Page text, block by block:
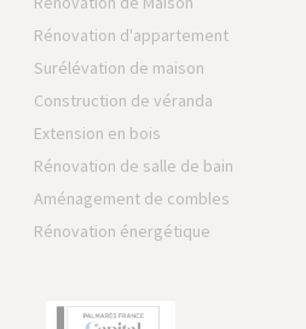
Rénovation d'appartement
Surélévation de maison
Construction de véranda
Extension en bois
Rénovation de salle de bain
Aménagement de combles
Rénovation énergétique